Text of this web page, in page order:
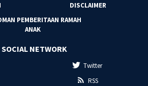
DISCLAIMER
PEMBERITAAN RAMAH
ANAK
SOCIAL NETWORK
Twitter
RSS